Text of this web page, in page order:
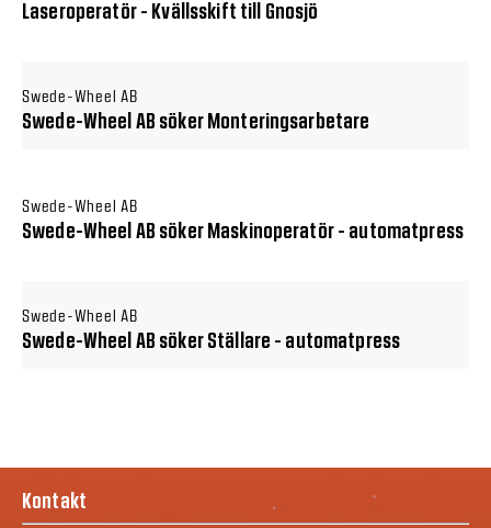
Laseroperatör - Kvällsskift till Gnosjö
Swede-Wheel AB
Swede-Wheel AB söker Monteringsarbetare
Swede-Wheel AB
Swede-Wheel AB söker Maskinoperatör - automatpress
Swede-Wheel AB
Swede-Wheel AB söker Ställare - automatpress
Kontakt